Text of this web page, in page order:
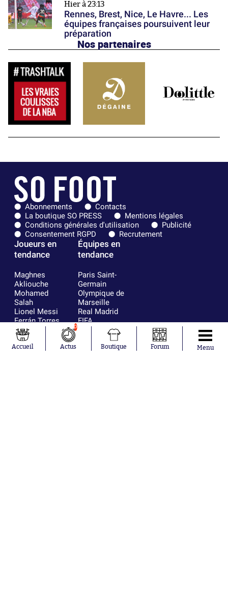
Hier à 23:13
Rennes, Brest, Nice, Le Havre... Les
équipes françaises poursuivent leur
préparation
Nos partenaires
Abonnements
Contacts
La boutique SO PRESS
Mentions légales
Conditions générales d'utilisation
Publicité
Consentement RGPD
Recrutement
Joueurs en
tendance
Maghnes
Akliouche
Mohamed
Salah
Lionel Messi
Ferrán Torres
Kilian Corredor
Franco
Mastantuono
Équipes en
tendance
Paris Saint-
Germain
Olympique de
Marseille
Real Madrid
FIFA
Olympique
AS Monaco
Accueil
0
Actus Boutique Forum Menu